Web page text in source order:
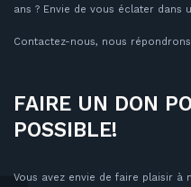
ans ? Envie de vous éclater dans
Contactez-nous, nous
FAIRE UN DON
POSSIBLE!
Vous avez envie de faire plaisir à